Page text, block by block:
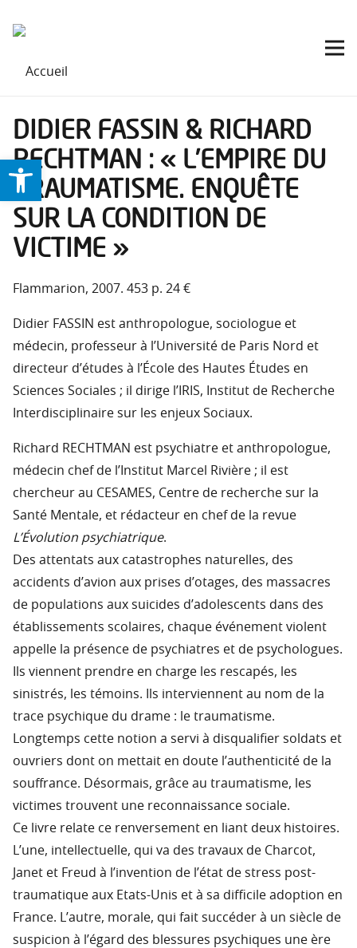
DIDIER FASSIN & RICHARD
RECHTMAN : « L’EMPIRE DU
TRAUMATISME. ENQUÊTE
SUR LA CONDITION DE
VICTIME »
Flammarion, 2007. 453 p. 24 €
Didier FASSIN est anthropologue, sociologue et
médecin, professeur à l’Université de Paris Nord et
directeur d’études à l’École des Hautes Études en
Sciences Sociales ; il dirige l’IRIS, Institut de Recherche
Interdisciplinaire sur les enjeux Sociaux.
Richard RECHTMAN est psychiatre et anthropologue,
médecin chef de l’Institut Marcel Rivière ; il est
chercheur au CESAMES, Centre de recherche sur la
Santé Mentale, et rédacteur en chef de la revue
L’Évolution psychiatrique.
Des attentats aux catastrophes naturelles, des
accidents d’avion aux prises d’otages, des massacres
de populations aux suicides d’adolescents dans des
établissements scolaires, chaque événement violent
appelle la présence de psychiatres et de psychologues.
Ils viennent prendre en charge les rescapés, les
sinistrés, les témoins. Ils interviennent au nom de la
trace psychique du drame : le traumatisme.
Longtemps cette notion a servi à disqualifier soldats et
ouvriers dont on mettait en doute l’authenticité de la
souffrance. Désormais, grâce au traumatisme, les
victimes trouvent une reconnaissance sociale.
Ce livre relate ce renversement en liant deux histoires.
L’une, intellectuelle, qui va des travaux de Charcot,
Janet et Freud à l’invention de l’état de stress post-
traumatique aux Etats-Unis et à sa difficile adoption en
France. L’autre, morale, qui fait succéder à un siècle de
suspicion à l’égard des blessures psychiques une ère
Ouvrir la barre d’outils